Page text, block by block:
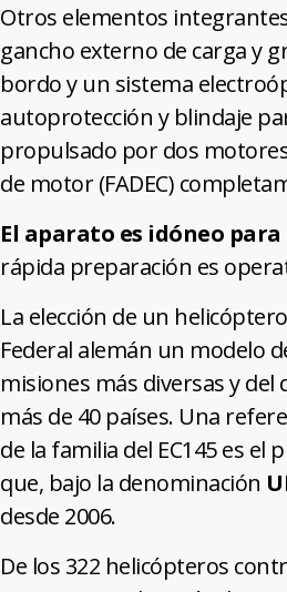
Otros elementos
gancho externo de carga y
bordo y un sistema
autoprotección y blindaje
propulsado por dos
de motor (FADEC)
El aparato es idóneo
rápida preparación es
La elección de un
Federal alemán un modelo
misiones más diversas y
más de 40 países. Una
de la familia del EC145 es
que, bajo la denominación
desde 2006.
De los 322 helicópteros